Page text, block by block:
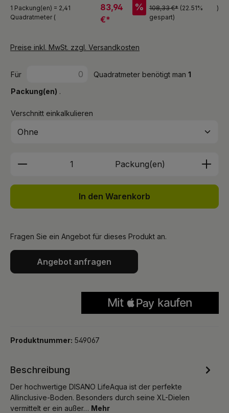
1 Packung(en) = 2,41
Quadratmeter (
83,94
€*
% 108,33 €* (22.51%
gespart)
)
Preise inkl. MwSt. zzgl. Versandkosten
Für Quadratmeter benötigt man 1
Packung(en) .
Verschnitt einkalkulieren
Produkt Anzahl: Gib den
Packung(en)
In den Warenkorb
Fragen Sie ein Angebot für dieses Produkt an.
Angebot anfragen
Produktnummer: 549067
Beschreibung
Der hochwertige DISANO LifeAqua ist der perfekte
Allinclusive-Boden. Besonders durch seine XL-Dielen
vermittelt er ein außer… Mehr